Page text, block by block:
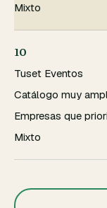
Mixto
10
Tuset Eventos
Catálogo muy
Empresas que
Mixto